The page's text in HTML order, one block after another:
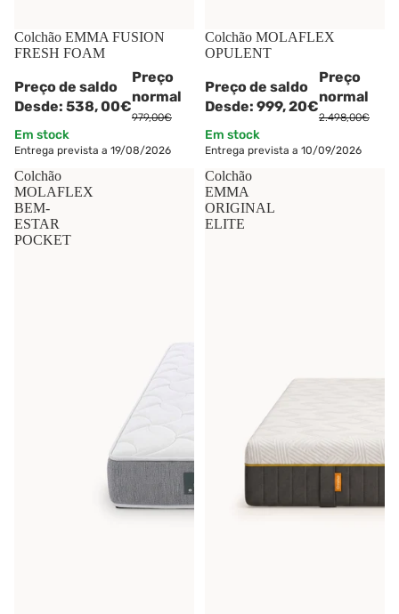
-45%
Colchão EMMA FUSION
FRESH FOAM
Preço de saldo
Desde: 538,00€
Preço
normal
979,00€
Em stock
Entrega prevista a 19/08/2026
-60%
Colchão MOLAFLEX
OPULENT
Preço de saldo
Desde: 999,20€
Preço
normal
2.498,00€
Em stock
Entrega prevista a 10/09/2026
Colchão
MOLAFLEX
BEM-
ESTAR
POCKET
Colchão
EMMA
ORIGINAL
ELITE